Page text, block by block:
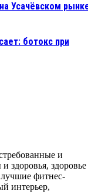
Усачёвском
ботокс при
и
здоровья, здоровье
фитнес-
интерьер,